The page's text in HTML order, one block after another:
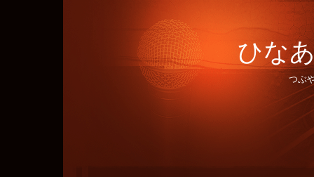
ひな
つぶ